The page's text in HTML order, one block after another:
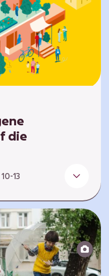
die
für
eine
Doch wie findet
für eine Million Jahre
man es, die
fair und
In diesem Format
intensiv mit…
13